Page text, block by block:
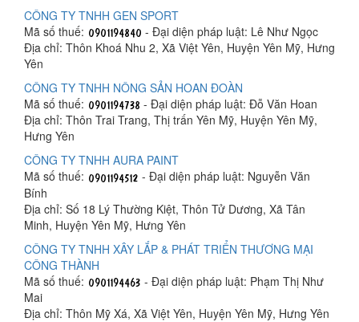
CÔNG TY TNHH GEN SPORT
Mã số thuế:
- Đại diện pháp luật: Lê Như Ngọc
Địa chỉ: Thôn Khoá Nhu 2, Xã Việt Yên, Huyện Yên Mỹ, Hưng
Yên
CÔNG TY TNHH NÔNG SẢN HOAN ĐOÀN
Mã số thuế:
- Đại diện pháp luật: Đỗ Văn Hoan
Địa chỉ: Thôn Trai Trang, Thị trấn Yên Mỹ, Huyện Yên Mỹ,
Hưng Yên
CÔNG TY TNHH AURA PAINT
Mã số thuế:
- Đại diện pháp luật: Nguyễn Văn
Bính
Địa chỉ: Số 18 Lý Thường Kiệt, Thôn Tử Dương, Xã Tân
Minh, Huyện Yên Mỹ, Hưng Yên
CÔNG TY TNHH XÂY LẮP & PHÁT TRIỂN THƯƠNG MẠI
CÔNG THÀNH
Mã số thuế:
- Đại diện pháp luật: Phạm Thị Như
Mai
Địa chỉ: Thôn Mỹ Xá, Xã Việt Yên, Huyện Yên Mỹ, Hưng Yên